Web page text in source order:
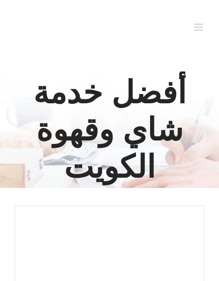
أفضل خدمة
شاي وقهوة
الكويت